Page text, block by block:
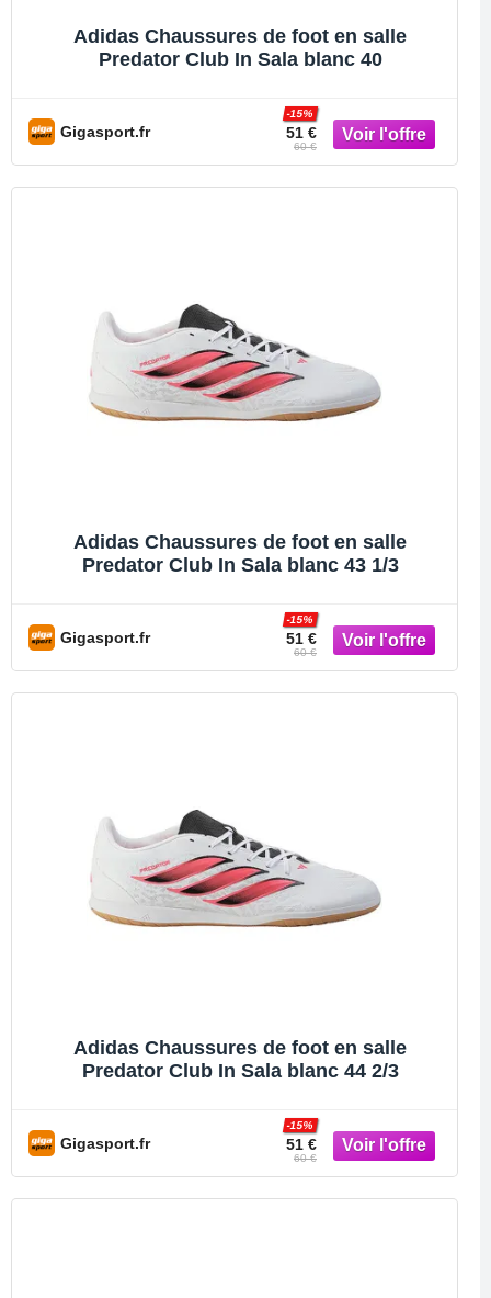
Adidas Chaussures de foot en salle
Predator Club In Sala blanc 40
Gigasport.fr 51 €
-15%
60 €
Adidas Chaussures de foot en salle
Predator Club In Sala blanc 43 1/3
Gigasport.fr 51 €
-15%
60 €
Adidas Chaussures de foot en salle
Predator Club In Sala blanc 44 2/3
Gigasport.fr 51 €
-15%
60 €